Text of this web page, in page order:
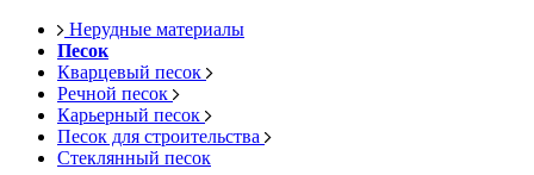
Нерудные материалы
Песок
Кварцевый песок
Речной песок
Карьерный песок
Песок для строительства
Стеклянный песок